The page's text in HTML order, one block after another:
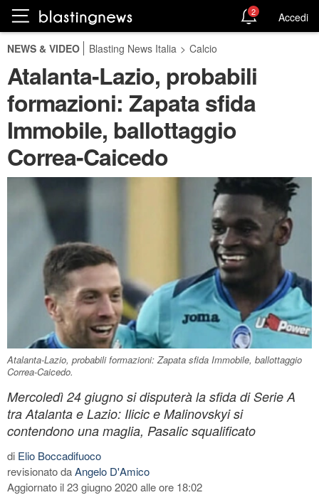
2 Accedi
NEWS & VIDEO Blasting News Italia > Calcio
Atalanta-Lazio, probabili
formazioni: Zapata sfida
Immobile, ballottaggio
Correa-Caicedo
Atalanta-Lazio, probabili formazioni: Zapata sfida Immobile, ballottaggio
Correa-Caicedo.
Mercoledì 24 giugno si disputerà la sfida di Serie A
tra Atalanta e Lazio: Ilicic e Malinovskyi si
contendono una maglia, Pasalic squalificato
di Elio Boccadifuoco
revisionato daAngelo D'Amico
Aggiornato il 23 giugno 2020 alle ore 18:02